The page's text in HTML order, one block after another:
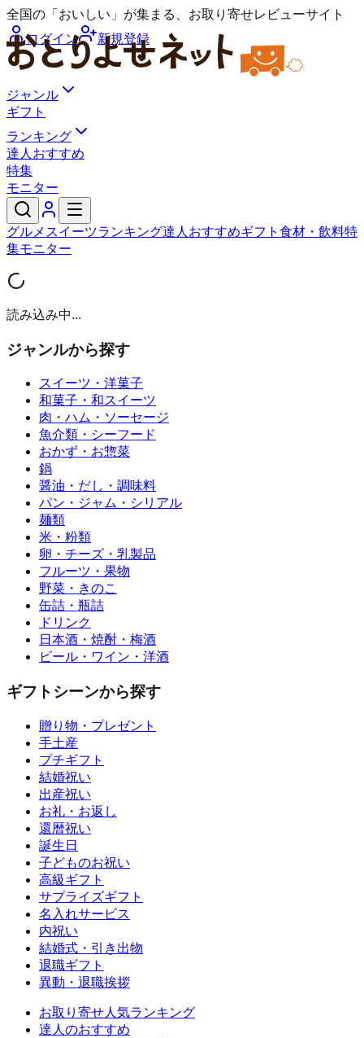
全国の「おいしい」が集まる、お取り寄せレビューサイト
ログイン
新規登録
ジャンル
ギフト
ランキング
達人おすすめ
特集
モニター
グルメ スイーツランキング達人おすすめギフト 食材・飲料特
集モニター
読み込み中...
ジャンルから探す
スイーツ・洋菓子
和菓子・和スイーツ
肉・ハム・ソーセージ
魚介類・シーフード
おかず・お惣菜
鍋
醤油・だし・調味料
パン・ジャム・シリアル
麺類
米・粉類
卵・チーズ・乳製品
フルーツ・果物
野菜・きのこ
缶詰・瓶詰
ドリンク
日本酒・焼酎・梅酒
ビール・ワイン・洋酒
ギフトシーンから探す
贈り物・プレゼント
手土産
プチギフト
結婚祝い
出産祝い
お礼・お返し
還暦祝い
誕生日
子どものお祝い
高級ギフト
サプライズギフト
名入れサービス
内祝い
結婚式・引き出物
退職ギフト
異動・退職挨拶
お取り寄せ人気ランキング
達人のおすすめ